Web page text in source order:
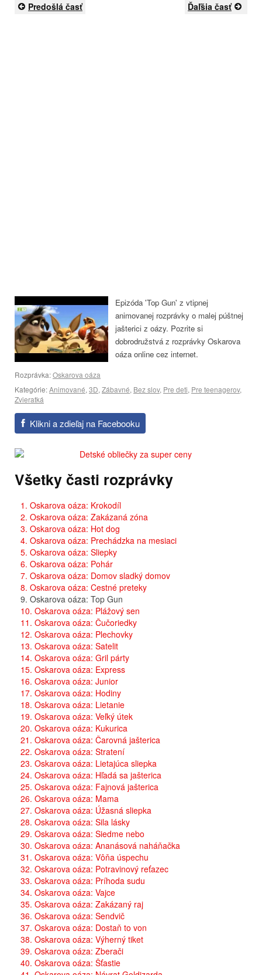
Predošlá časť Ďaľšia časť
Epizóda 'Top Gun' z vtipnej
animovanej rozprávky o malej púštnej
jašterici z oázy. Pozrite si
dobrodružstvá z rozprávky Oskarova
oáza online cez internet.
Rozprávka:Oskarova oáza
Kategórie:Animované, 3D, Zábavné, Bez slov, Pre deti, Pre teenagerov,
Zvieratká
Klikni a zdieľaj na Facebooku
Všetky časti rozprávky
1. Oskarova oáza: Krokodíl
2. Oskarova oáza: Zakázaná zóna
3. Oskarova oáza: Hot dog
4. Oskarova oáza: Prechádzka na mesiaci
5. Oskarova oáza: Sliepky
6. Oskarova oáza: Pohár
7. Oskarova oáza: Domov sladký domov
8. Oskarova oáza: Cestné preteky
9. Oskarova oáza: Top Gun
10. Oskarova oáza: Plážový sen
11. Oskarova oáza: Čučoriedky
12. Oskarova oáza: Plechovky
13. Oskarova oáza: Satelit
14. Oskarova oáza: Gril párty
15. Oskarova oáza: Express
16. Oskarova oáza: Junior
17. Oskarova oáza: Hodiny
18. Oskarova oáza: Lietanie
19. Oskarova oáza: Veľký útek
20. Oskarova oáza: Kukurica
21. Oskarova oáza: Čarovná jašterica
22. Oskarova oáza: Stratení
23. Oskarova oáza: Lietajúca sliepka
24. Oskarova oáza: Hľadá sa jašterica
25. Oskarova oáza: Fajnová jašterica
26. Oskarova oáza: Mama
27. Oskarova oáza: Úžasná sliepka
28. Oskarova oáza: Sila lásky
29. Oskarova oáza: Siedme nebo
30. Oskarova oáza: Ananásová naháňačka
31. Oskarova oáza: Vôňa úspechu
32. Oskarova oáza: Potravinový reťazec
33. Oskarova oáza: Príhoda sudu
34. Oskarova oáza: Vajce
35. Oskarova oáza: Zakázaný raj
36. Oskarova oáza: Sendvič
37. Oskarova oáza: Dostaň to von
38. Oskarova oáza: Výherný tiket
39. Oskarova oáza: Zberači
40. Oskarova oáza: Šťastie